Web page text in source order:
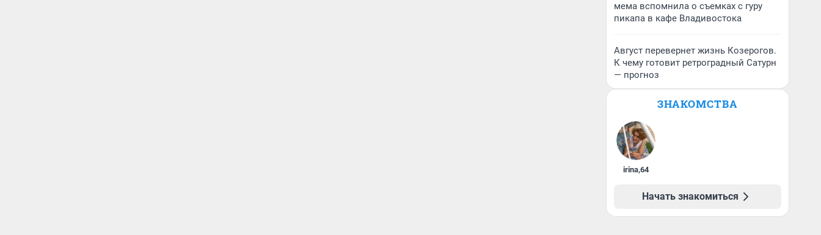
мема вспомнила о съемках с гуру
пикапа в кафе Владивостока
Август перевернет жизнь Козерогов.
К чему готовит ретроградный Сатурн
— прогноз
ЗНАКОМСТВА
irina,64
Начать знакомиться